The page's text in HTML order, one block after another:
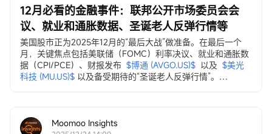
12月必看的金融事件：联邦公开市场委员会会
议、就业和通胀数据、圣诞老人反弹行情等
美国股市正为2025年12月的“最后大战”做准备。在最后一个
月，关键焦点包括美联储（FOMC）利率决议、就业和通胀数
据（CPI/PCE）、财报发布 $博通 (AVGO.US)$ 以及 $美光
科技 (MU.US)$ 以及备受期待的“圣诞老人反弹行情”。
Moomoo Insights